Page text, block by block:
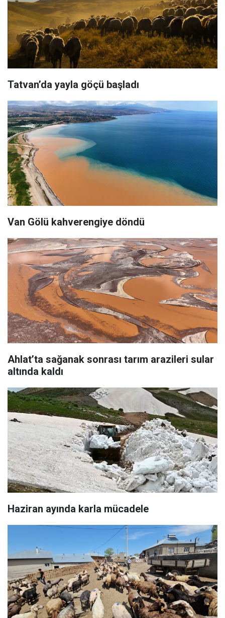
Tatvan’da yayla göçü başladı
Van Gölü kahverengiye döndü
Ahlat’ta sağanak sonrası tarım arazileri sular
altında kaldı
Haziran ayında karla mücadele